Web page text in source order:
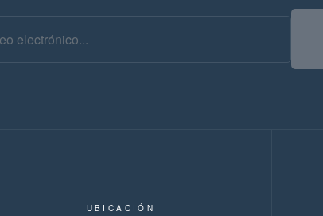
UBICACIÓN